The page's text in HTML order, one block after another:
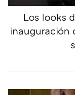
Los looks
inauguración